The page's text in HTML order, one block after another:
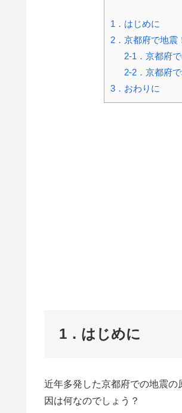
1．はじめに
2．京都府で地震
2-1．京都府
2-2．京都府
3．おわりに
1．はじめに
近年多発した京都府での地震
因は何なのでしょう？